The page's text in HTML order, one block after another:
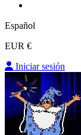
Español
EUR €
Iniciar sesión